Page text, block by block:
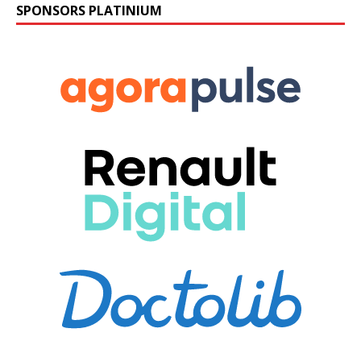
SPONSORS PLATINIUM